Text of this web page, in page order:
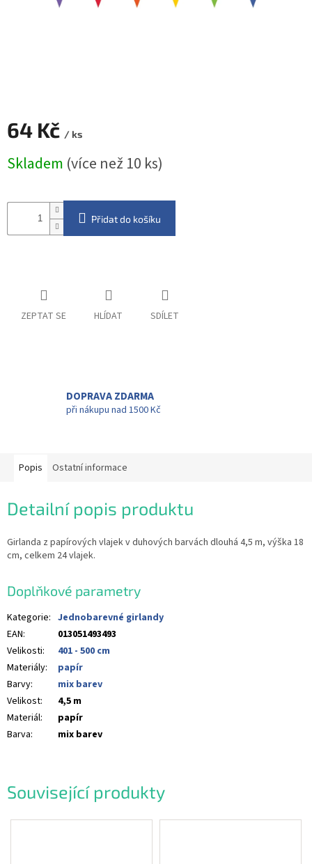
64 Kč / ks
cena:
Skladem (více než 10 ks)
Přidat do košíku
ZEPTAT SE HLÍDAT SDÍLET
DOPRAVA ZDARMA
při nákupu nad 1500 Kč
Související produkty
Popis Ostatní informace
Detailní popis produktu
Girlanda z papírových vlajek v duhových barvách dlouhá 4,5 m, výška 18
cm, celkem 24 vlajek.
Doplňkové parametry
Kategorie: Jednobarevné girlandy
EAN:
013051493493
Velikosti:
401 - 500 cm
Materiály:
papír
Barvy:
mix barev
Velikost:
4,5 m
Materiál:
papír
Barva: mix barev